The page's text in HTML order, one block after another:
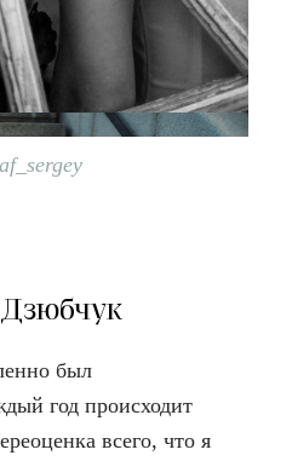
был
год происходит
всего, что я